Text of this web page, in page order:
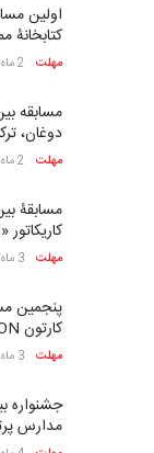
اولین
کتابخانۀ
مهلت 2 ماه دیگر
مسابقه
دوغان،
مهلت 2 ماه دیگر
مسابقۀ
کاریکاتور
مهلت 3 ماه دیگر
پنجمین
کارتون CARTUNION ، …
مهلت 3 ماه دیگر
جشنواره
مدارس